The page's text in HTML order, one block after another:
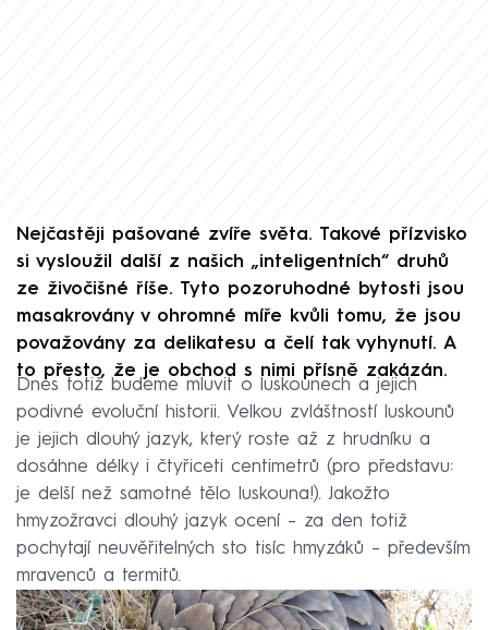
Nejčastěji pašované zvíře světa. Takové přízvisko
si vysloužil další z našich „inteligentních“ druhů
ze živočišné říše. Tyto pozoruhodné bytosti jsou
masakrovány v ohromné míře kvůli tomu, že jsou
považovány za delikatesu a čelí tak vyhynutí. A
to přesto, že je obchod s nimi přísně zakázán.
Dnes totiž budeme mluvit o luskounech a jejich
podivné evoluční historii. Velkou zvláštností luskounů
je jejich dlouhý jazyk, který roste až z hrudníku a
dosáhne délky i čtyřiceti centimetrů (pro představu:
je delší než samotné tělo luskouna!). Jakožto
hmyzožravci dlouhý jazyk ocení – za den totiž
pochytají neuvěřitelných sto tisíc hmyzáků – především
mravenců a termitů.